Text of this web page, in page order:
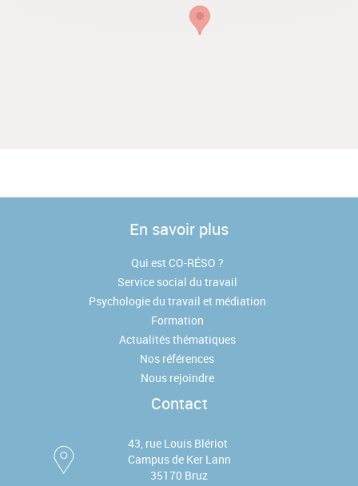
En savoir plus
Qui est CO-RÉSO ?
Service social du travail
Psychologie du travail et médiation
Formation
Actualités thématiques
Nos références
Nous rejoindre
Contact
43, rue Louis Blériot
Campus de Ker Lann
35170 Bruz